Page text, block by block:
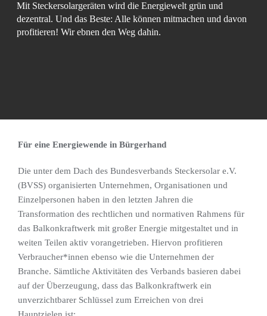
Mit Steckersolargeräten wird die Energiewelt grün und
dezentral. Und das Beste: Alle können mitmachen und davon
profitieren! Wir ebnen den Weg dahin.
Für eine Energiewende in Bürgerhand
Die unter dem Dach des Bundesverbands Steckersolar e.V.
(BVSS) organisierten Unternehmen, Organisationen und
Einzelpersonen haben in den letzten Jahren die
Transformation des rechtlichen und normativen Rahmens für
das Balkonkraftwerk mit großer Energie mitgestaltet und in
weiten Teilen aktiv vorangetrieben. Hiervon profitieren
Verbraucher*innen ebenso wie die Unternehmen der
Branche. Sämtliche Aktivitäten des Verbands basieren dabei
auf der Überzeugung, dass das Balkonkraftwerk ein
unverzichtbarer Schlüssel zum Erreichen von drei